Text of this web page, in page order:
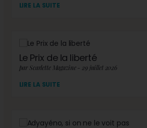
LIRE LA SUITE
Le Prix de la liberté
par Scarlette Magazine - 29 juillet 2026
LIRE LA SUITE